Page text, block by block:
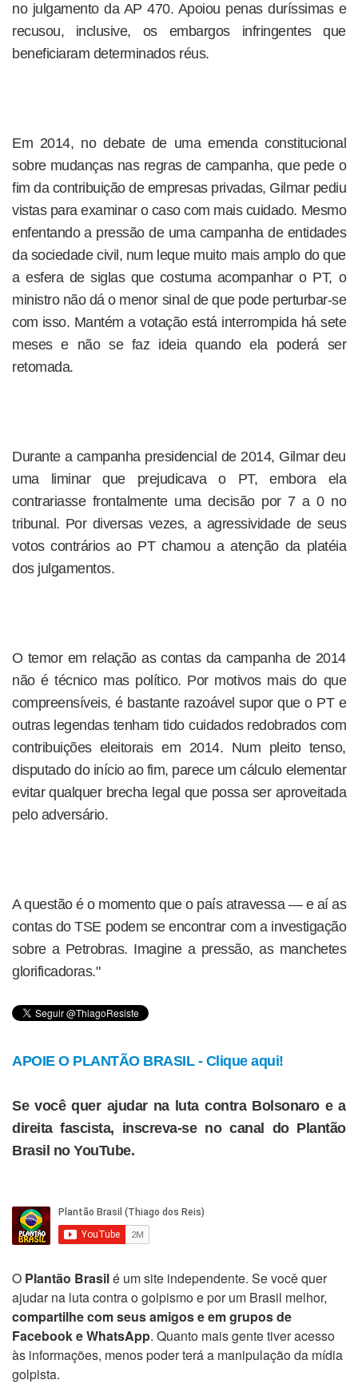
no julgamento da AP 470. Apoiou penas duríssimas e
recusou, inclusive, os embargos infringentes que
beneficiaram determinados réus.
Em 2014, no debate de uma emenda constitucional
sobre mudanças nas regras de campanha, que pede o
fim da contribuição de empresas privadas, Gilmar pediu
vistas para examinar o caso com mais cuidado. Mesmo
enfentando a pressão de uma campanha de entidades
da sociedade civil, num leque muito mais amplo do que
a esfera de siglas que costuma acompanhar o PT, o
ministro não dá o menor sinal de que pode perturbar-se
com isso. Mantém a votação está interrompida há sete
meses e não se faz ideia quando ela poderá ser
retomada.
Durante a campanha presidencial de 2014, Gilmar deu
uma liminar que prejudicava o PT, embora ela
contrariasse frontalmente uma decisão por 7 a 0 no
tribunal. Por diversas vezes, a agressividade de seus
votos contrários ao PT chamou a atenção da platéia
dos julgamentos.
O temor em relação as contas da campanha de 2014
não é técnico mas político. Por motivos mais do que
compreensíveis, é bastante razoável supor que o PT e
outras legendas tenham tido cuidados redobrados com
contribuições eleitorais em 2014. Num pleito tenso,
disputado do início ao fim, parece um cálculo elementar
evitar qualquer brecha legal que possa ser aproveitada
pelo adversário.
A questão é o momento que o país atravessa — e aí as
contas do TSE podem se encontrar com a investigação
sobre a Petrobras. Imagine a pressão, as manchetes
glorificadoras."
APOIE O PLANTÃO BRASIL - Clique aqui!
Se você quer ajudar na luta contra Bolsonaro e a
direita fascista, inscreva-se no canal do Plantão
Brasil no YouTube.
O Plantão Brasilé um site independente. Se você quer
ajudar na luta contra o golpismo e por um Brasil melhor,
compartilhe com seus amigos e em grupos de
Facebook e WhatsApp. Quanto mais gente tiver acesso
às informações, menos poder terá a manipulação da mídia
golpista.